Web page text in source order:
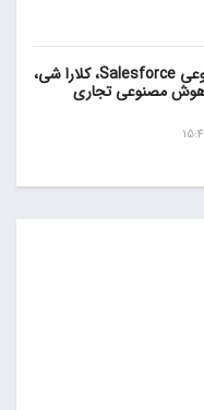
متا مدیر بخش هوش مصنوعی Salesforce، کلارا شی،
هوش مصنوعی تجاری